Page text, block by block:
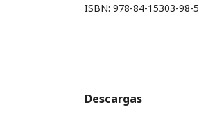
ISBN: 978-84-15303-98-5
Descargas